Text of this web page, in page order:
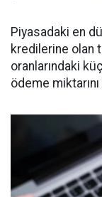
Piyasadaki en
kredilerine olan
oranlarındaki
ödeme